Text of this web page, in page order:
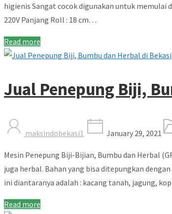
higienis Sangat cocok digunakan untuk memulai
220V Panjang Roll : 18 cm…
Read more
Jual Penepung Biji,
maksindobekasi1 January 29, 2021
Mesin Penepung Biji-Bijian, Bumbu dan Herbal
juga herbal. Bahan yang bisa ditepungkan
ini diantaranya adalah : kacang tanah, jagung,
Read more